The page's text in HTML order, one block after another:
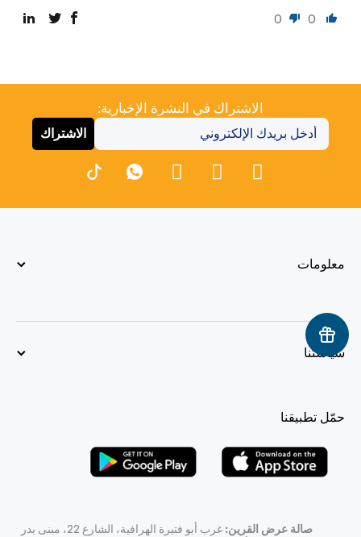
0
0
الاشتراك في النشرة الإخبارية:
الاشتراك
معلومات
سياستنا
حمّل تطبيقنا
صالة عرض القرين: غرب أبو فتيرة الهرافية، الشارع 22، مبنى بدر